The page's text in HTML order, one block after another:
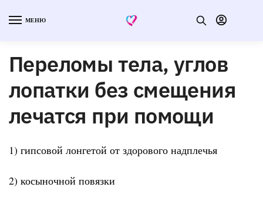
МЕНЮ
Переломы тела, углов
лопатки без смещения
лечатся при помощи
1) гипсовой лонгетой от здорового надплечья
2) косыночной повязки